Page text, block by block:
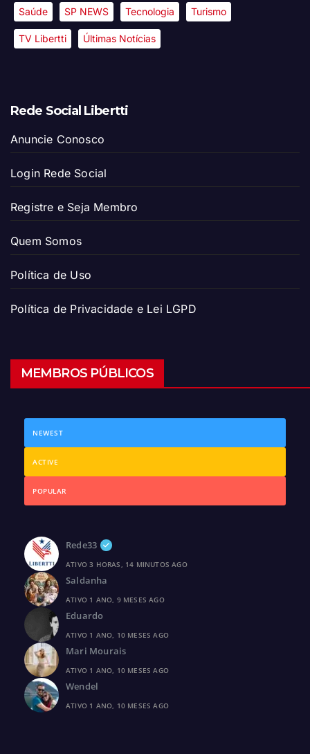
Saúde SP NEWS Tecnologia Turismo
TV Libertti Últimas Notícias
Rede Social Libertti
Anuncie Conosco
Login Rede Social
Registre e Seja Membro
Quem Somos
Política de Uso
Política de Privacidade e Lei LGPD
MEMBROS PÚBLICOS
NEWEST
ACTIVE
POPULAR
Rede33
ATIVO 3 HORAS, 14 MINUTOS AGO
Saldanha
ATIVO 1 ANO, 9 MESES AGO
Eduardo
ATIVO 1 ANO, 10 MESES AGO
Mari Mourais
ATIVO 1 ANO, 10 MESES AGO
Wendel
ATIVO 1 ANO, 10 MESES AGO